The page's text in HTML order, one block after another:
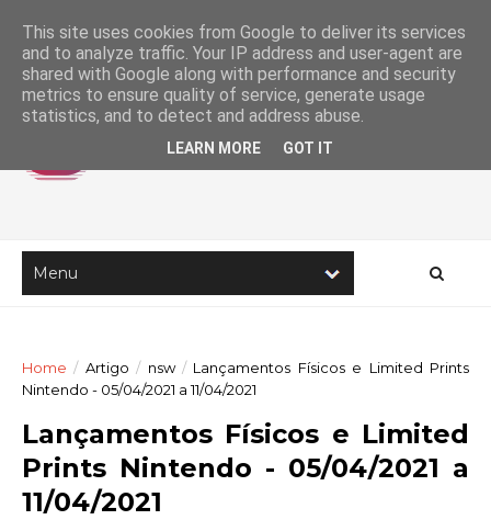
Home / Artigo / nsw / Lançamentos Físicos e Limited Prints
Nintendo - 05/04/2021 a 11/04/2021
Lançamentos Físicos e Limited
Prints Nintendo - 05/04/2021 a
11/04/2021
This site uses cookies from Google to deliver its services
and to analyze traffic. Your IP address and user-agent are
shared with Google along with performance and security
metrics to ensure quality of service, generate usage
statistics, and to detect and address abuse.
LEARN MORE GOT IT